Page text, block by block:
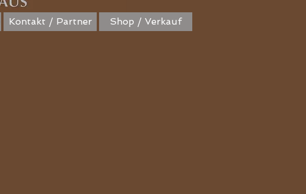
Kontakt / Partner Shop / Verkauf